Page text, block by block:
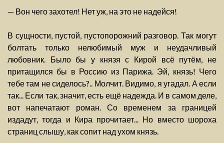
— Вон чего захотел! Нет уж, на это не надейся!
В сущности, пустой, пустопорожний разговор. Так могут
болтать только нелюбимый муж и неудачливый
любовник. Было бы у князя с Кирой всё путём, не
притащился бы в Россию из Парижа. Эй, князь! Чего
тебе там не сиделось?.. Молчит. Видимо, я угадал. А если
так... Если так, значит, есть ещё надежда. И в самом деле,
вот напечатают роман. Со временем за границей
издадут, тогда и Кира прочитает... Но вместо шороха
страниц слышу, как сопит над ухом князь.